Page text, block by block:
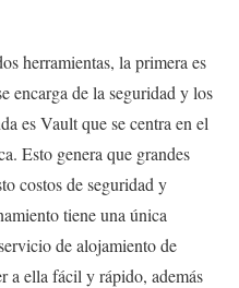
herramientas, la primera es
encarga de la seguridad y los
es Vault que se centra en el
Esto genera que grandes
costos de seguridad y
tiene una única
de alojamiento de
a ella fácil y rápido, además